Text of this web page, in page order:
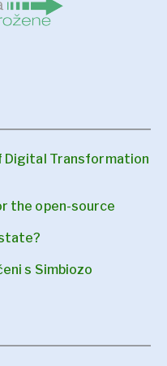
Digital Transformation
the open-source
s Simbiozo